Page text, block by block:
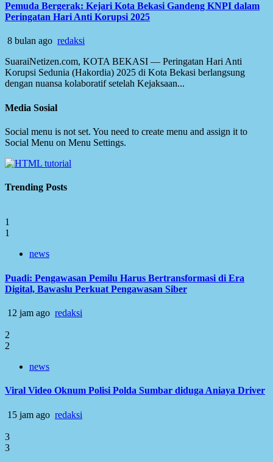
Pemuda Bergerak: Kejari Kota Bekasi Gandeng KNPI dalam
Peringatan Hari Anti Korupsi 2025
8 bulan ago redaksi
SuaraiNetizen.com, KOTA BEKASI — Peringatan Hari Anti
Korupsi Sedunia (Hakordia) 2025 di Kota Bekasi berlangsung
dengan nuansa kolaboratif setelah Kejaksaan...
Media Sosial
Social menu is not set. You need to create menu and assign it to
Social Menu on Menu Settings.
Trending Posts
1
1
news
Puadi: Pengawasan Pemilu Harus Bertransformasi di Era
Digital, Bawaslu Perkuat Pengawasan Siber
12 jam ago redaksi
2
2
news
Viral Video Oknum Polisi Polda Sumbar diduga Aniaya Driver
15 jam ago redaksi
3
3